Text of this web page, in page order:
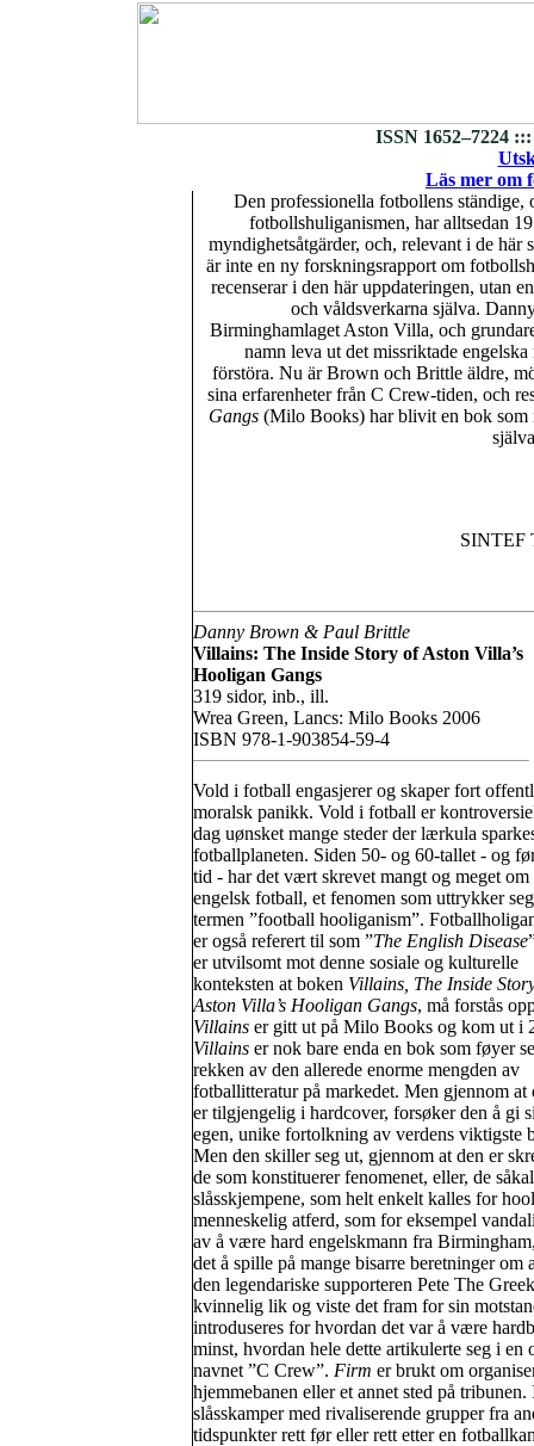
ISSN 1652–7224
Läs mer om
Den professionella fotbollens ständige,
fotbollshuliganismen, har alltsedan
myndighetsåtgärder, och, relevant i de
är inte en ny forskningsrapport om
recenserar i den här uppdateringen, utan
och våldsverkarna själva.
Birminghamlaget Aston Villa, och
namn leva ut det missriktade engelska
förstöra. Nu är Brown och Brittle äldre,
sina erfarenheter från C Crew-tiden, och
Gangs (Milo Books) har blivit en bok som
SINTEF
Danny Brown & Paul Brittle
Villains: The Inside Story of Aston Villa’s
Hooligan Gangs
319 sidor, inb., ill.
Wrea Green, Lancs: Milo Books 2006
ISBN 978-1-903854-59-4
Vold i fotball engasjerer og skaper fort
moralsk panikk. Vold i fotball er
dag uønsket mange steder der lærkula
fotballplaneten. Siden 50- og 60-tallet - og
tid - har det vært skrevet mangt og meget
engelsk fotball, et fenomen som uttrykker
termen ”football hooliganism”.
er også referert til som ”The English Disease
er utvilsomt mot denne sosiale og kulturelle
konteksten at boken Villains, The Inside
Aston Villa’s Hooligan Gangs, må forstås
Villains er gitt ut på Milo Books og kom ut i
Villains er nok bare enda en bok som føyer
rekken av den allerede enorme mengden av
fotballitteratur på markedet. Men gjennom at
er tilgjengelig i hardcover, forsøker den å gi
egen, unike fortolkning av verdens viktigste
Men den skiller seg ut, gjennom at den er
de som konstituerer fenomenet, eller, de
slåsskjempene, som helt enkelt kalles for
menneskelig atferd, som for eksempel
av å være hard engelskmann fra
det å spille på mange bisarre beretninger
den legendariske supporteren Pete The
kvinnelig lik og viste det fram for sin
introduseres for hvordan det var å være
minst, hvordan hele dette artikulerte seg i en
navnet ”C Crew”. Firm er brukt om
hjemmebanen eller et annet sted på
slåsskamper med rivaliserende grupper fra
tidspunkter rett før eller rett etter en